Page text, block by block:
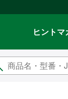
ヒントマ